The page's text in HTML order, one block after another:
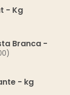
- Kg
Branca -
)
- kg